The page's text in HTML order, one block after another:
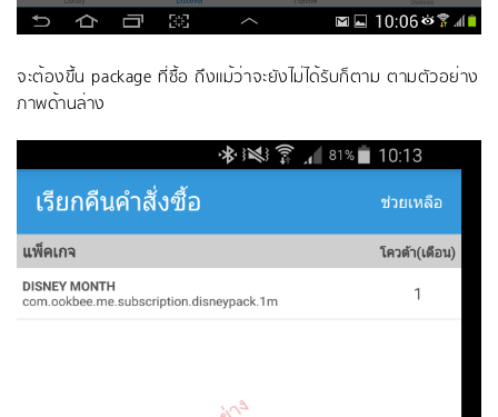
จะต้องขึ้น package ที่ซื้อ ถึงแม้ว่าจะยังไม่ได้รับก็ตาม ตามตัวอย่าง
ภาพด้านล่าง